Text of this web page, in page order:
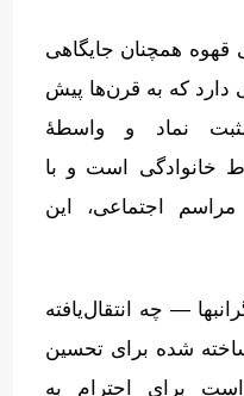
قهوه همچنان جایگاهی
که به قرن‌ها پیش
نماد و واسطهٔ
خانوادگی است و با
اجتماعی، این
— چه انتقال‌یافته
شده برای تحسین
برای احترام به